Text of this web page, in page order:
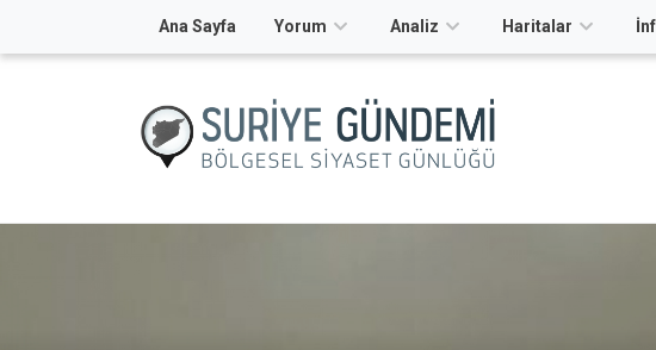
Ana Sayfa Yorum Analiz Haritalar